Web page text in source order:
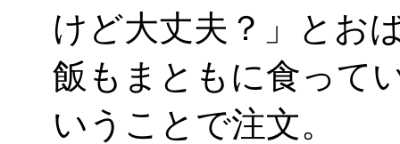
けど大丈夫？」とお
飯もまともに食って
いうことで注文。